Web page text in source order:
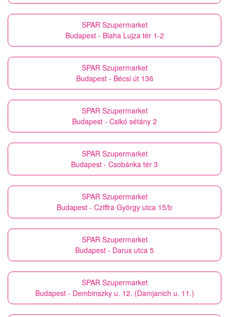
SPAR Szupermarket
Budapest - Blaha Lujza tér 1-2
SPAR Szupermarket
Budapest - Bécsi út 136
SPAR Szupermarket
Budapest - Csikó sétány 2
SPAR Szupermarket
Budapest - Csobánka tér 3
SPAR Szupermarket
Budapest - Cziffra György utca 15/b
SPAR Szupermarket
Budapest - Darus utca 5
SPAR Szupermarket
Budapest - Dembinszky u. 12. (Damjanich u. 11.)